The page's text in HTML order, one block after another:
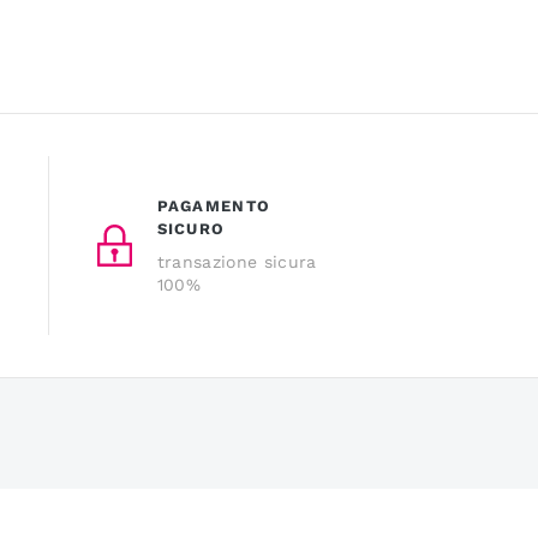
PAGAMENTO
SICURO
transazione sicura
100%